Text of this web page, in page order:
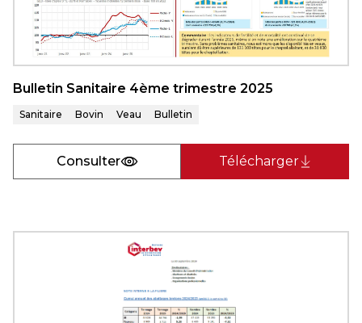
Bulletin Sanitaire 4ème trimestre 2025
Sanitaire Bovin Veau Bulletin
Consulter Télécharger